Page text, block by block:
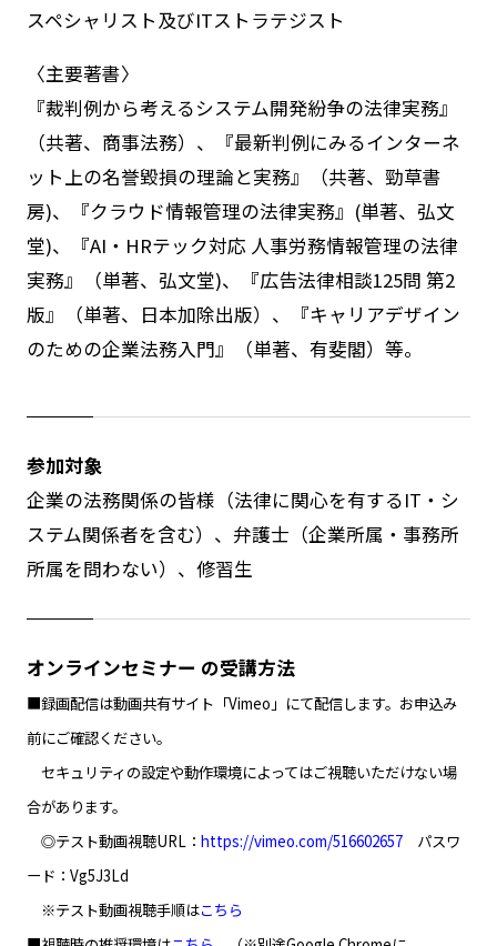
スペシャリスト及びITストラテジスト
〈主要著書〉
『裁判例から考えるシステム開発紛争の法律実務』
（共著、商事法務）、『最新判例にみるインターネ
ット上の名誉毀損の理論と実務』（共著、勁草書
房)、『クラウド情報管理の法律実務』(単著、弘文
堂)、『AI・HRテック対応 人事労務情報管理の法律
実務』（単著、弘文堂)、『広告法律相談125問 第2
版』（単著、日本加除出版）、『キャリアデザイン
のための企業法務入門』（単著、有斐閣）等。
参加対象
企業の法務関係の皆様（法律に関心を有するIT・シ
ステム関係者を含む）、弁護士（企業所属・事務所
所属を問わない）、修習生
オンラインセミナー の受講方法
■録画配信は動画共有サイト「Vimeo」にて配信します。お申込み
前にご確認ください。
セキュリティの設定や動作環境によってはご視聴いただけない場
合があります。
◎テスト動画視聴URL： https://vimeo.com/516602657パスワ
ード：Vg5J3Ld
※テスト動画視聴手順はこちら